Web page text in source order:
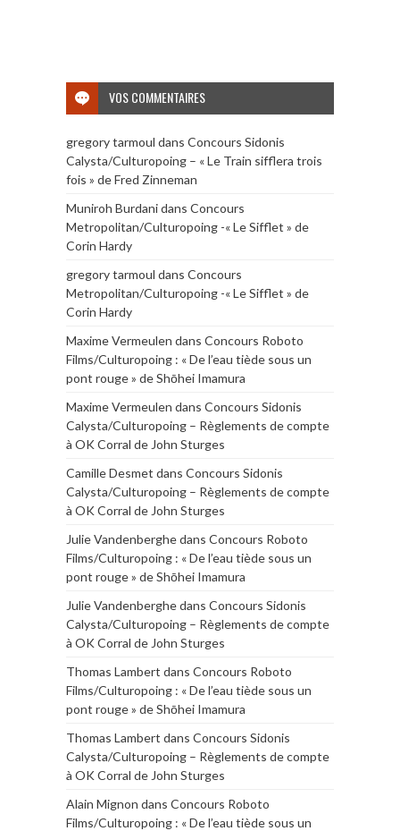
VOS COMMENTAIRES
gregory tarmoul dans Concours Sidonis
Calysta/Culturopoing – « Le Train sifflera trois
fois » de Fred Zinneman
Muniroh Burdanidans Concours
Metropolitan/Culturopoing -« Le Sifflet » de
Corin Hardy
gregory tarmoul dans Concours
Metropolitan/Culturopoing -« Le Sifflet » de
Corin Hardy
Maxime Vermeulen dans Concours Roboto
Films/Culturopoing : « De l’eau tiède sous un
pont rouge » de Shōhei Imamura
Maxime Vermeulen dans Concours Sidonis
Calysta/Culturopoing – Règlements de compte
à OK Corral de John Sturges
Camille Desmet dans Concours Sidonis
Calysta/Culturopoing – Règlements de compte
à OK Corral de John Sturges
Julie Vandenberghedans Concours Roboto
Films/Culturopoing : « De l’eau tiède sous un
pont rouge » de Shōhei Imamura
Julie Vandenberghedans Concours Sidonis
Calysta/Culturopoing – Règlements de compte
à OK Corral de John Sturges
Thomas Lambert dans Concours Roboto
Films/Culturopoing : « De l’eau tiède sous un
pont rouge » de Shōhei Imamura
Thomas Lambert dans Concours Sidonis
Calysta/Culturopoing – Règlements de compte
à OK Corral de John Sturges
Alain Mignon dans Concours Roboto
Films/Culturopoing : « De l’eau tiède sous un